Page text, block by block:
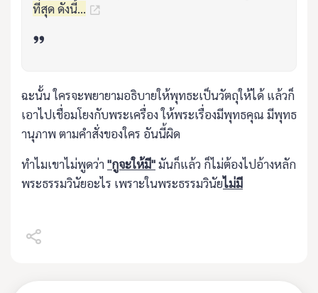
ที่สุด ดังนี้...
ฉะนั้น ใครจะพยายามอธิบายให้พุทธะเป็นวัตถุให้ได้ แล้วก็
เอาไปเชื่อมโยงกับพระเครื่อง ให้พระเรื่องมีพุทธคุณ มีพุทธ
านุภาพ ตามคำสั่งของใคร อันนี้ผิด
ทำไมเขาไม่พูดว่า "กูจะให้มี"มันก็แล้ว ก็ไม่ต้องไปอ้างหลัก
พระธรรมวินัยอะไร เพราะในพระธรรมวินัยไม่มี